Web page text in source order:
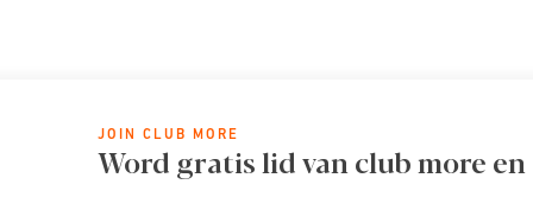
JOIN CLUB MORE
Word gratis lid van club more